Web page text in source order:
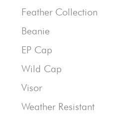
Feather Collection
Beanie
EP Cap
Wild Cap
Visor
Weather Resistant